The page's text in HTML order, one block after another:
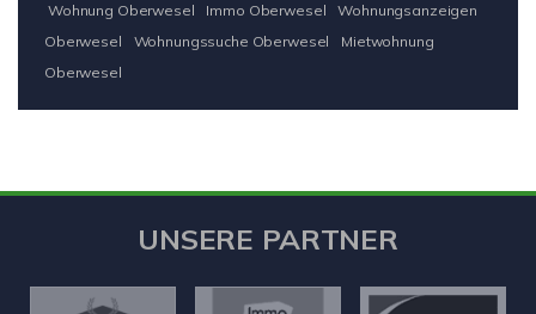
Wohnung Oberwesel
Immo Oberwesel
Wohnungsanzeigen
Oberwesel
Wohnungssuche Oberwesel
Mietwohnung
Oberwesel
UNSERE PARTNER